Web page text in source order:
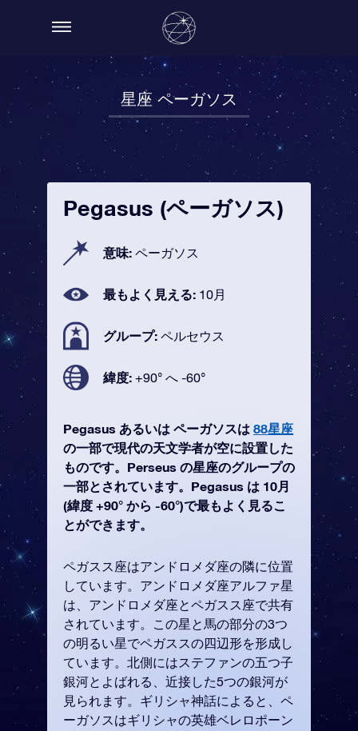
星座 ペーガソス
Pegasus (ペーガソス)
意味: ペーガソス
最もよく見える: 10月
グループ: ペルセウス
緯度: +90° へ -60°
Pegasus あるいは ペーガソスは 88星座
の一部で現代の天文学者が空に設置した
ものです。Perseus の星座のグループの
一部とされています。Pegasus は 10月
(緯度 +90° から -60°)で最もよく見るこ
とができます。
ペガスス座はアンドロメダ座の隣に位置
しています。アンドロメダ座アルファ星
は、アンドロメダ座とペガスス座で共有
されています。この星と馬の部分の3つ
の明るい星でペガススの四辺形を形成し
ています。北側にはステファンの五つ子
銀河とよばれる、近接した5つの銀河が
見られます。ギリシャ神話によると、ペ
ーガソスはギリシャの英雄ベレロポーン